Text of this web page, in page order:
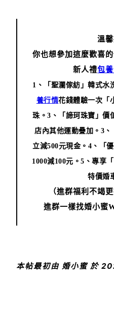
溫
你也想參加這麼歡喜的
新人禮包
1、「聖瀾傢紡」韓式水
養行情花錢體驗一次「
珠。 3、「諦珂珠寶」價
店內其他運動疊加。 3、
立減500元現金。 4、「
1000減100元。 5、專享
特價婚
（進群福利不竭
進群一樣找婚小蜜
本帖最初由 婚小蜜 於